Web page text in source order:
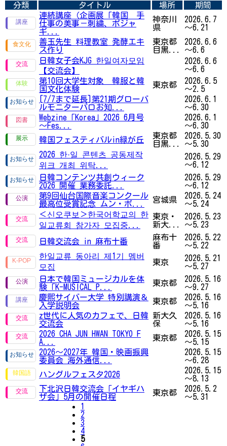
分類 タイトル 場所
期間
連続講座（企画展「韓国 手
仕事の美事－刺繍、ポジャ
ギ...
神奈川
県
2026.6.7
～6.21
善玉先生 料理教室 発酵エキ
ス作り
東京都
目黒...
2026.6.6
～6.6
日韓女子会KJG 한일여자모임
【交流会】
2026.6.6
～6.6
第10回大学生対象 韓服と韓
国文化体験
東京都
2026.6.5
～2.5
[7/7まで延長]第21期グローバ
ルモニターパロお知...
2026.6.1
～6.30
Webzine「Korea」2026 6月号
～Fes...
2026.6.1
～6.30
韓国フェスティバルin緑が丘
東京都
目黒...
2026.5.30
～5.30
2026 한·일 콘텐츠 공동제작
위크 개최 위탁...
2026.5.29
～6.12
日韓コンテンツ共創ウィーク
2026 開催 業務委託...
2026.5.29
～6.12
第9回仙台国際音楽コンクール
最高位受賞記念 ムン・ボ...
宮城県
2026.5.24
～5.24
＜신오쿠보＞한국어학교의 한
일교류회 참가자 모집중...
東京・
新大...
2026.5.23
～5.23
日韓交流会 in 麻布十番
麻布十
番
2026.5.22
～5.22
한일교류 동아리 제1기 멤버
모집
東京
2026.5.21
～5.27
日本で韓国ミュージカルを体
験「K-MUSICAL P...
東京都
2026.5.16
～9.27
慶熙サイバー大学 特別講演＆
入学説明会
東京都
2026.5.16
～5.16
z世代に人気のカフェで、日韓
交流会
新大久
保
2026.5.16
～5.16
2026 CHA JUN HWAN TOKYO F
A...
東京都
2026.5.15
～5.15
2026〜2027年 韓国・映画振興
委員会 海外通信...
2026.5.15
～6.28
ハングルフェスタ2026
2026.5.15
～8.13
下北沢日韓交流会「イヤギハ
ザ会」5月の開催日程
東京都
2026.5.2
～5.31
1
2
3
4
5